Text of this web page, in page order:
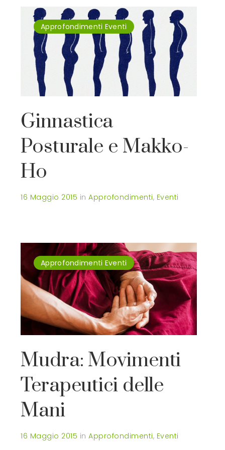
Approfondimenti Eventi
Ginnastica
Posturale e Makko-
Ho
16 Maggio 2015 in Approfondimenti, Eventi
Approfondimenti Eventi
Mudra: Movimenti
Terapeutici delle
Mani
16 Maggio 2015 in Approfondimenti, Eventi